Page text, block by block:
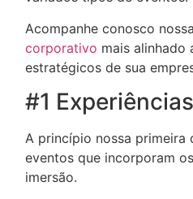
Acompanhe conosco
corporativo mais alinhado
estratégicos de sua
#1
A princípio nossa primeira
eventos que incorporam
imersão.